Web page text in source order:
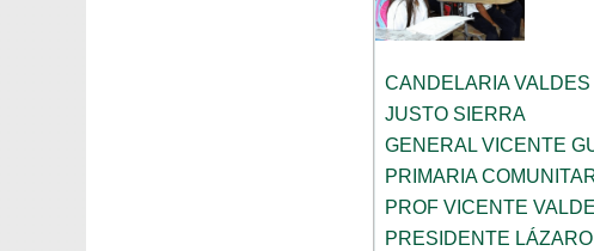
CANDELARIA
JUSTO SIERRA
GENERAL VICENTE
PRIMARIA
PROF VICENTE
PRESIDENTE